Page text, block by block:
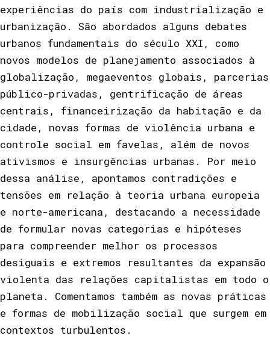
experiências do país com industrialização e
urbanização. São abordados alguns debates
urbanos fundamentais do século XXI, como
novos modelos de planejamento associados à
globalização, megaeventos globais, parcerias
público-privadas, gentrificação de áreas
centrais, financeirização da habitação e da
cidade, novas formas de violência urbana e
controle social em favelas, além de novos
ativismos e insurgências urbanas. Por meio
dessa análise, apontamos contradições e
tensões em relação à teoria urbana europeia
e norte-americana, destacando a necessidade
de formular novas categorias e hipóteses
para compreender melhor os processos
desiguais e extremos resultantes da expansão
violenta das relações capitalistas em todo o
planeta. Comentamos também as novas práticas
e formas de mobilização social que surgem em
contextos turbulentos.